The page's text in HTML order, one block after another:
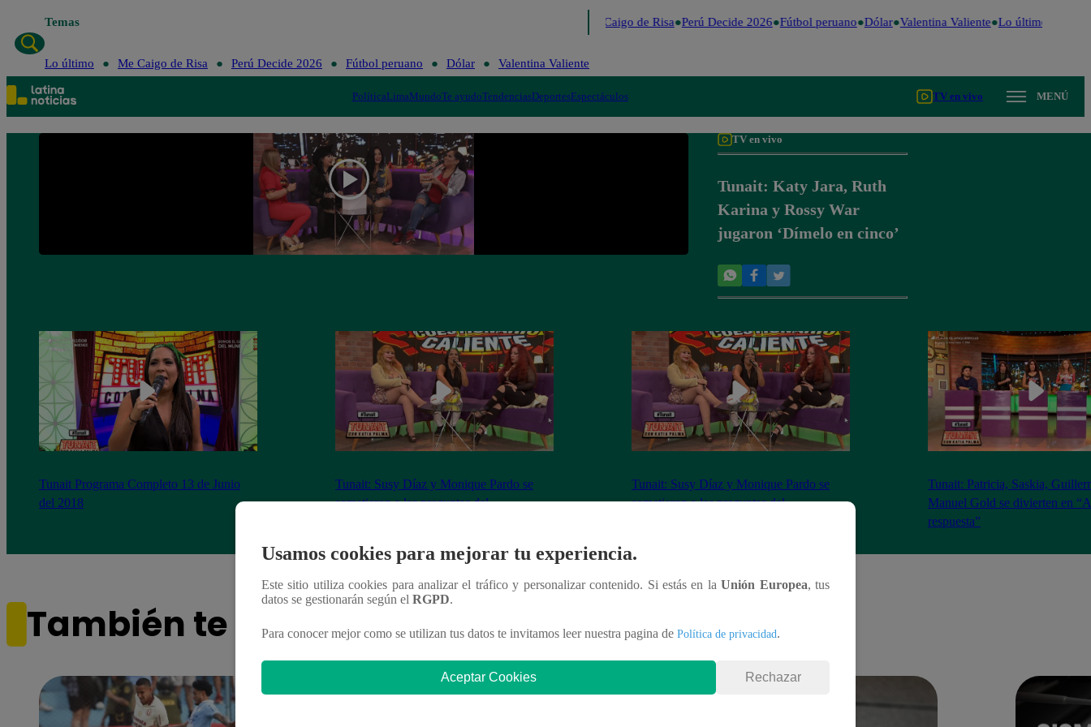
Temas Me Caigo de Risa Perú Decide 2026 Fútbol peruano Dólar Valentina Valiente Lo último
Lo último Me Caigo de Risa Perú Decide 2026 Fútbol peruano Dólar Valentina Valiente
PolíticaLimaMundoTe ayudoTendenciasDeportesEspectáculos TV en vivo MENÚ
TV en vivo
Tunait: Katy Jara, Ruth
Karina y Rossy War
jugaron ‘Dímelo en cinco’
Tunait Programa Completo 13 de Junio
del 2018
Tunait: Susy Díaz y Monique Pardo se
sometieron a las preguntas del
Tunait: Susy Díaz y Monique Pardo se
sometieron a las preguntas del
Tunait: Patricia, Saskia,
Manuel Gold se divierten en
respuesta”
También te puede interesar
Usamos cookies para mejorar tu experiencia.
Este sitio utiliza cookies para analizar el tráfico y personalizar contenido. Si estás en laUnión Europea, tus
datos se gestionarán según el RGPD.
Para conocer mejor como se utilizan tus datos te invitamos leer nuestra pagina de Política de privacidad.
Aceptar Cookies Rechazar